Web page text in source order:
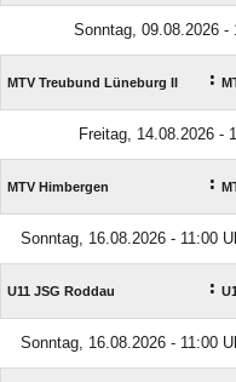
Sonntag, 09.08.2026 -
MTV Treubund Lüneburg II :
Freitag, 14.08.2026 -
MTV Himbergen :
Sonntag, 16.08.2026 - 11:00
U11 JSG Roddau :
Sonntag, 16.08.2026 - 11:00